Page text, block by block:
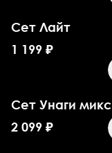
Сет Лайт
1 199 ₽
Сет Унаги микс
2 099 ₽